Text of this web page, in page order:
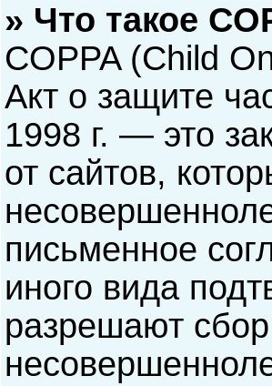
» Что такое
COPPA (Child
Акт о защите
1998 г. — это
от сайтов,
письменное
иного вида
разрешают